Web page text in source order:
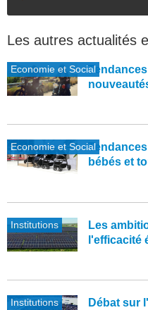
Les autres actualités
Economie et Social
Economie et Social
bébés et
Institutions
Les
l'efficacité
Institutions Débat sur